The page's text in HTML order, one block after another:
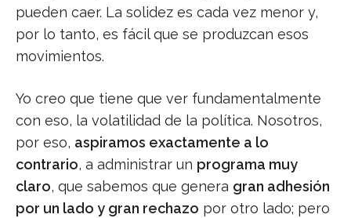
pueden caer. La solidez es cada vez menor y,
por lo tanto, es fácil que se produzcan esos
movimientos.
Yo creo que tiene que ver fundamentalmente
con eso, la volatilidad de la política. Nosotros,
por eso, aspiramos exactamente a lo
contrario, a administrar un programa muy
claro, que sabemos que genera gran adhesión
por un lado y gran rechazo por otro lado; pero